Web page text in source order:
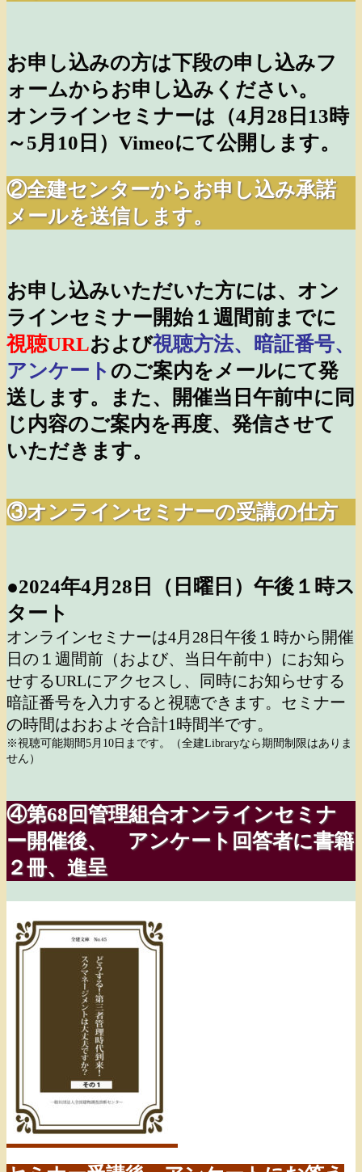
お申し込みの方は下段の申し込みフ
ォームからお申し込みください。
オンラインセミナーは（4月28 日13時
～5月10日）Vimeoにて公開します。
②全建センターからお申し込み承諾
メールを送信します。
お申し込みいただいた方には、オン
ラインセミナー開始１週間前までに
視聴URLおよび視聴方法、暗証番号、
アンケート のご案内をメールにて発
送します。また、開催当日午前中に同
じ内容のご案内を再度、発信させて
いただきます。
③オンラインセミナーの受講の仕方
●2024年4月28日（日曜日）午後１時ス
タート
オンラインセミナーは4月28日午後１時から開催
日の１週間前（および、当日午前中）にお知ら
せするURLにアクセスし、同時にお知らせする
暗証番号を入力すると視聴できます。セミナー
の時間はおおよそ合計1時間半です。
※視聴可能期間5月10日まです。（全建Libraryなら期間制限はありま
せん）
④第68回管理組合オンラインセミナ
ー開催後、 アンケート回答者に書籍
２冊、進呈